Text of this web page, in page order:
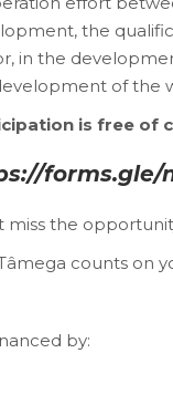
the
in the
of the
is free of
forms.gle/
miss the
counts on
by: